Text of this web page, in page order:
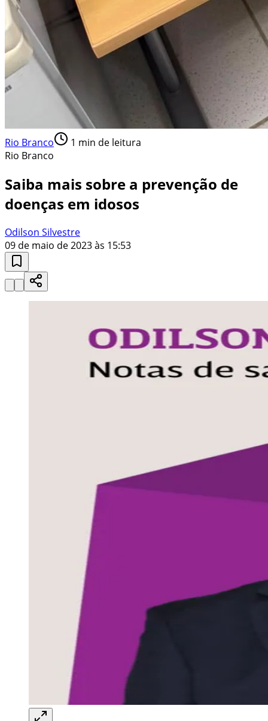
Rio Branco 1 min de leitura
Rio Branco
Saiba mais sobre a prevenção de
doenças em idosos
Odilson Silvestre
09 de maio de 2023 às 15:53